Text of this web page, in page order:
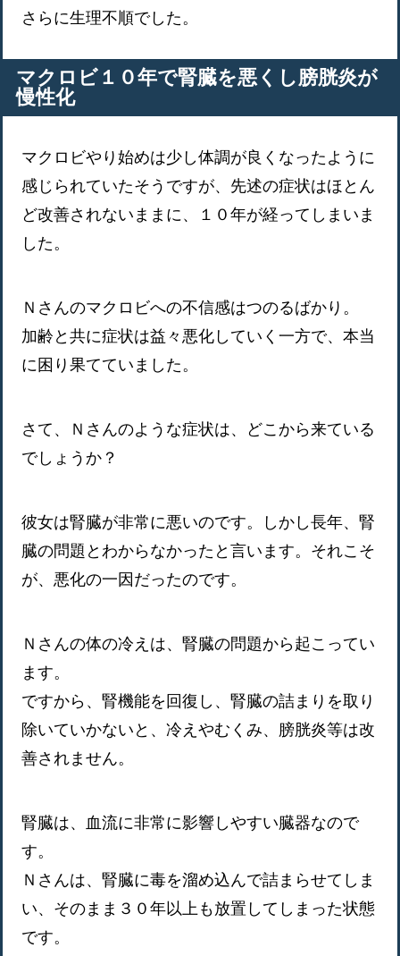
さらに生理不順でした。
マクロビ１０年で腎臓を悪くし膀胱炎が
慢性化
マクロビやり始めは少し体調が良くなったように
感じられていたそうですが、先述の症状はほとん
ど改善されないままに、１０年が経ってしまいま
した。
Ｎさんのマクロビへの不信感はつのるばかり。
加齢と共に症状は益々悪化していく一方で、本当
に困り果てていました。
さて、Ｎさんのような症状は、どこから来ている
でしょうか？
彼女は腎臓が非常に悪いのです。しかし長年、腎
臓の問題とわからなかったと言います。それこそ
が、悪化の一因だったのです。
Ｎさんの体の冷えは、腎臓の問題から起こってい
ます。
ですから、腎機能を回復し、腎臓の詰まりを取り
除いていかないと、冷えやむくみ、膀胱炎等は改
善されません。
腎臓は、血流に非常に影響しやすい臓器なので
す。
Ｎさんは、腎臓に毒を溜め込んで詰まらせてしま
い、そのまま３０年以上も放置してしまった状態
です。